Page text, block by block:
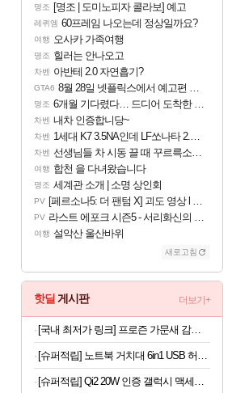
명조 [명조 | 도미노피자 콜라보] 예고
레퀴엠 60프레임 나오는데 정상일까요?
여행 오사카 가족여행
명조 힐러는 안나오고
차벤 아반테 2.0 자연흡기?
GTA6 8월 28일 넷플릭스에서 예고편 공개 예정
명조 6개월 기다렸다… 드디어 도착한 치사 메신저백! 실물 후기
차벤 내차 인증합니당~
차벤 1세대 K7 3.5NA인데 LF쏘나타 2.0NA 기변하면 유류비 절약이 얼마나 될까요..?
차벤 선생님들 차 시동 끌 때 꾸르륵소리나는데
여행 합천 을 다녀왔습니다
명조 세계관 소개 | 소명 상인회
PV [페르소나5: 더 팬텀 X] 괴도 영상 l 타카마키 안·댄싱 스타
PV 라스트 에포크 시즌5 - 서리화신의 분노 티저
여행 설악산 울산바위
새로고침
핫딜 게시판 더보기+
[국내 최저가 링크] 프로즌 가문새 감바스, 500g, 2개